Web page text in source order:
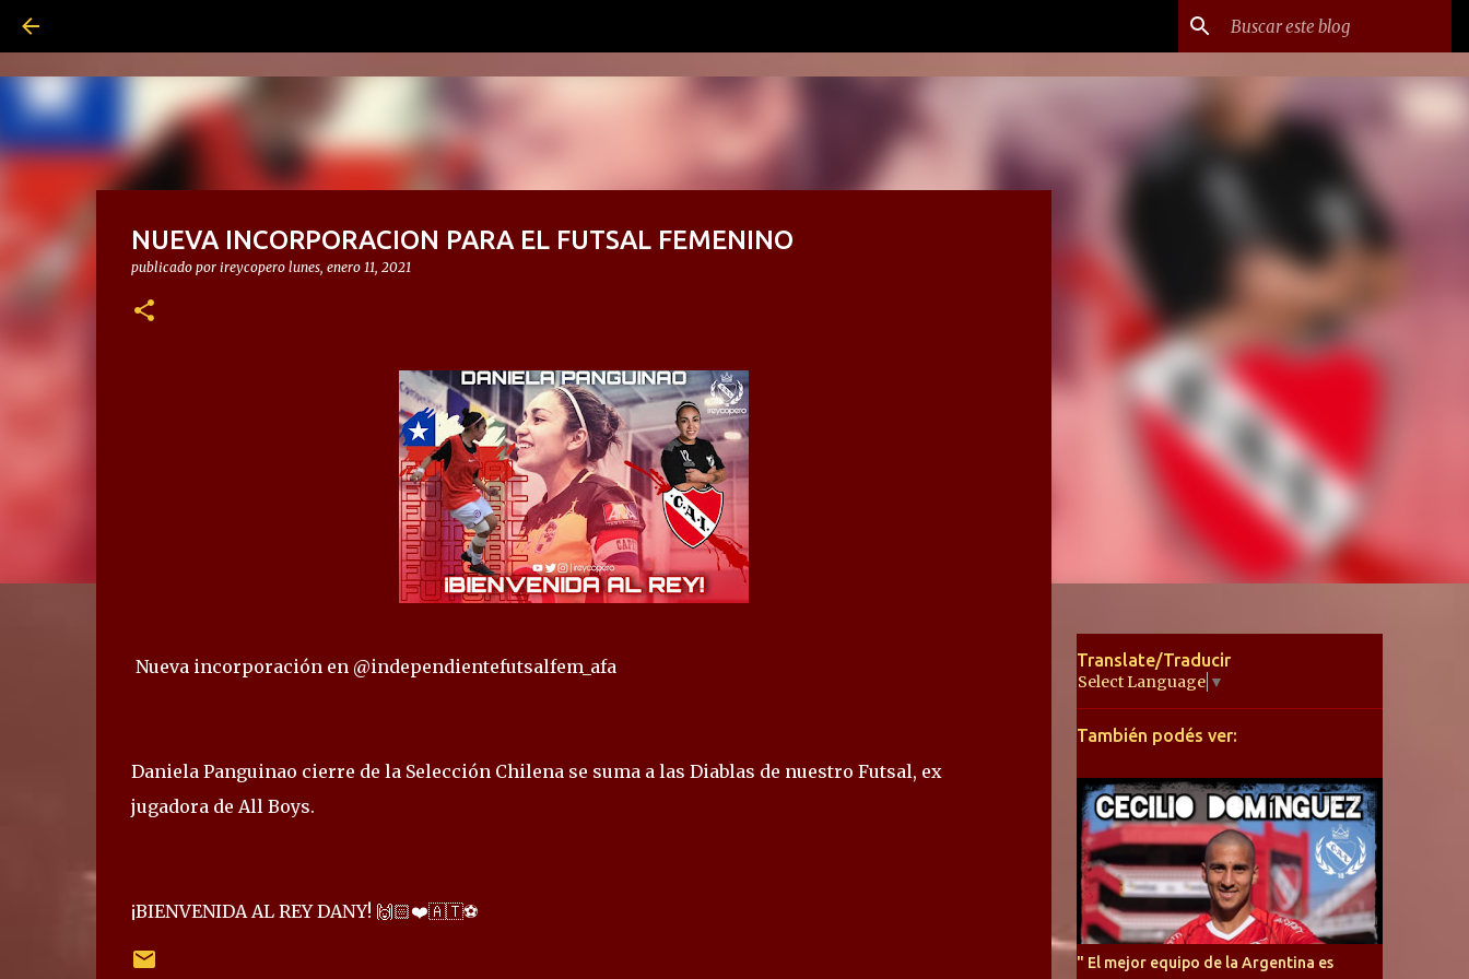
NUEVA INCORPORACION PARA EL FUTSAL FEMENINO
publicado por ireycopero lunes, enero 11, 2021
Nueva incorporación en @independientefutsalfem_afa
Daniela Panguinao cierre de la Selección Chilena se suma a las Diablas de nuestro Futsal, ex
jugadora de All Boys.
¡BIENVENIDA AL REY DANY! 🙌🏻❤️🇦🇹⚽
Translate/Traducir
Select Language ▼
También podés ver:
" El mejor equipo de la Argentina es